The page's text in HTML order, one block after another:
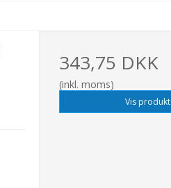
343,75 DKK
(inkl. moms)
Vis produkt